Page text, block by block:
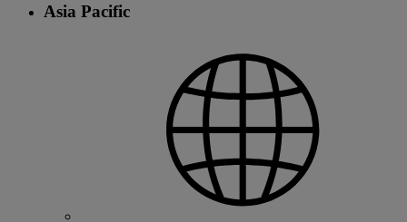
Asia Pacific